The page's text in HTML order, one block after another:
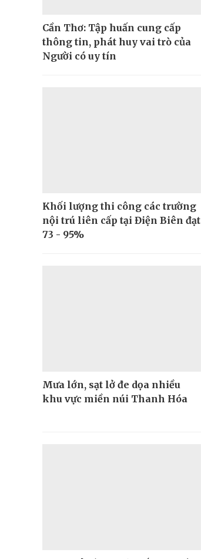
Cần Thơ: Tập huấn cung cấp
thông tin, phát huy vai trò của
Người có uy tín
Khối lượng thi công các trường
nội trú liên cấp tại Điện Biên đạt
73 - 95%
Mưa lớn, sạt lở đe dọa nhiều
khu vực miền núi Thanh Hóa